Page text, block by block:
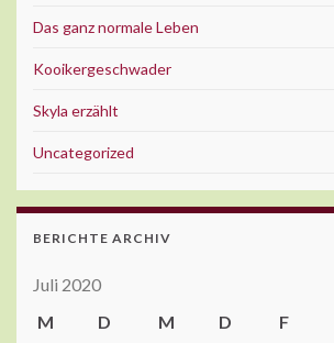
Das ganz normale Leben
Kooikergeschwader
Skyla erzählt
Uncategorized
BERICHTE ARCHIV
Juli 2020
M
D M D F